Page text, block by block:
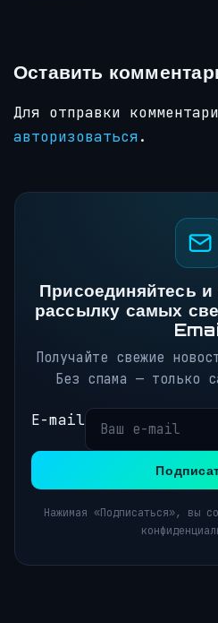
Оставить
Для отправки
авторизоваться.
Присоединяйтесь
рассылку самых
Получайте свежие
Без спама — только
E-mail
Нажимая «Подписаться», вы